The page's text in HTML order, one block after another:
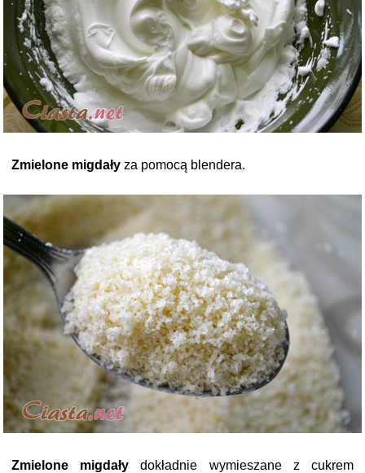
Zmielone migdały za pomocą blendera.
Zmielone migdały dokładnie wymieszane z cukrem